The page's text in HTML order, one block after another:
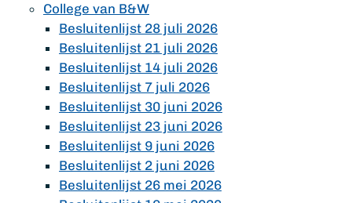
College van B&W
Besluitenlijst 28 juli 2026
Besluitenlijst 21 juli 2026
Besluitenlijst 14 juli 2026
Besluitenlijst 7 juli 2026
Besluitenlijst 30 juni 2026
Besluitenlijst 23 juni 2026
Besluitenlijst 9 juni 2026
Besluitenlijst 2 juni 2026
Besluitenlijst 26 mei 2026